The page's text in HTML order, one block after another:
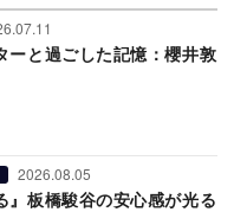
ーと過ごした記憶：櫻井敦
2026.08.05
』板橋駿谷の安心感が光る